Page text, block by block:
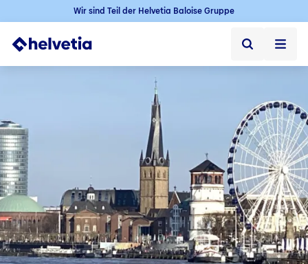
Wir sind Teil der Helvetia Baloise Gruppe
Vertriebspartner
Unternehmen
Kontakt & Service
Jobs